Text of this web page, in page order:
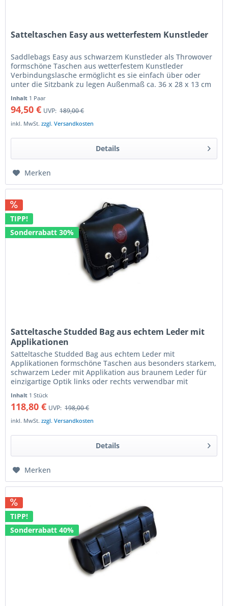
Satteltaschen Easy aus wetterfestem Kunstleder
Saddlebags Easy aus schwarzem Kunstleder als Throwover
formschöne Taschen aus wetterfestem Kunstleder
Verbindungslasche ermöglicht es sie einfach über oder
unter die Sitzbank zu legen Außenmaß ca. 36 x 28 x 13 cm
Inhalt 1 Paar
94,50 € UVP: 189,00 €
inkl. MwSt.zzgl. Versandkosten
Details
Merken
TIPP!
Sonderrabatt 30%
Satteltasche Studded Bag aus echtem Leder mit
Applikationen
Satteltasche Studded Bag aus echtem Leder mit
Applikationen formschöne Taschen aus besonders starkem,
schwarzem Leder mit Applikation aus braunem Leder für
einzigartige Optik links oder rechts verwendbar mit
Inhalt 1 Stück
118,80 € UVP: 198,00 €
inkl. MwSt.zzgl. Versandkosten
Details
Merken
TIPP!
Sonderrabatt 40%